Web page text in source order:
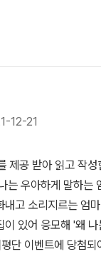
12-21
제공 받아 읽고 작
는 우아하게 말하는
내고 소리지르는 엄
이 있어 응모해 '왜
단 이벤트에 당첨되